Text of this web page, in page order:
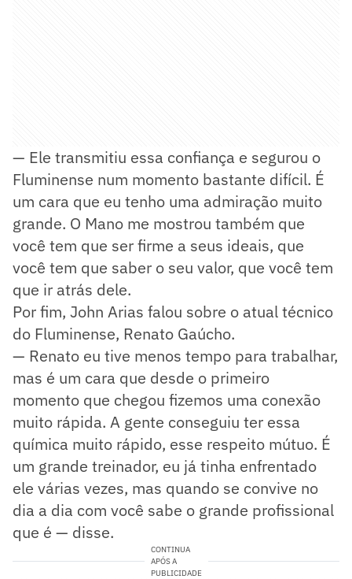
— Ele transmitiu essa confiança e segurou o
Fluminense num momento bastante difícil. É
um cara que eu tenho uma admiração muito
grande. O Mano me mostrou também que
você tem que ser firme a seus ideais, que
você tem que saber o seu valor, que você tem
que ir atrás dele.
Por fim, John Arias falou sobre o atual técnico
do Fluminense, Renato Gaúcho.
— Renato eu tive menos tempo para trabalhar,
mas é um cara que desde o primeiro
momento que chegou fizemos uma conexão
muito rápida. A gente conseguiu ter essa
química muito rápido, esse respeito mútuo. É
um grande treinador, eu já tinha enfrentado
ele várias vezes, mas quando se convive no
dia a dia com você sabe o grande profissional
que é — disse.
CONTINUA
APÓS A
PUBLICIDADE